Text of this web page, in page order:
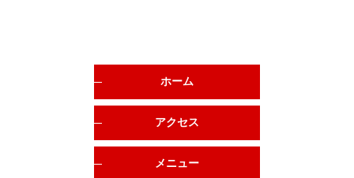
ホーム
アクセス
メニュー